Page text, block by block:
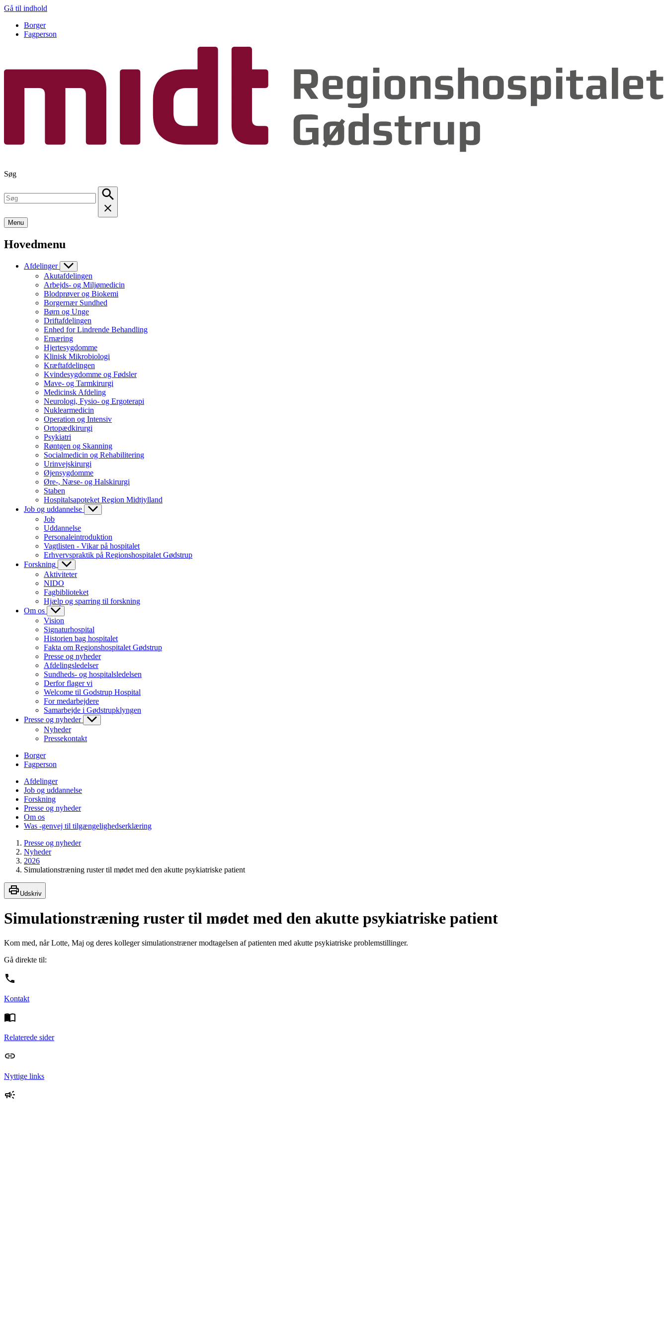
Gå til indhold
Borger
Fagperson
Søg
Menu
Hovedmenu
Afdelinger
Akutafdelingen
Arbejds- og Miljømedicin
Blodprøver og Biokemi
Borgernær Sundhed
Børn og Unge
Driftafdelingen
Enhed for Lindrende Behandling
Ernæring
Hjertesygdomme
Klinisk Mikrobiologi
Kræftafdelingen
Kvindesygdomme og Fødsler
Mave- og Tarmkirurgi
Medicinsk Afdeling
Neurologi, Fysio- og Ergoterapi
Nuklearmedicin
Operation og Intensiv
Ortopædkirurgi
Psykiatri
Røntgen og Skanning
Socialmedicin og Rehabilitering
Urinvejskirurgi
Øjensygdomme
Øre-, Næse- og Halskirurgi
Staben
Hospitalsapoteket Region Midtjylland
Job og uddannelse
Job
Uddannelse
Personaleintroduktion
Vagtlisten - Vikar på hospitalet
Erhvervspraktik på Regionshospitalet Gødstrup
Forskning
Aktiviteter
NIDO
Fagbiblioteket
Hjælp og sparring til forskning
Om os
Vision
Signaturhospital
Historien bag hospitalet
Fakta om Regionshospitalet Gødstrup
Presse og nyheder
Afdelingsledelser
Sundheds- og hospitalsledelsen
Derfor flager vi
Welcome til Godstrup Hospital
For medarbejdere
Samarbejde i Gødstrupklyngen
Presse og nyheder
Nyheder
Pressekontakt
Borger
Fagperson
Afdelinger
Job og uddannelse
Forskning
Presse og nyheder
Om os
Was -genvej til tilgængelighedserklæring
Presse og nyheder
Nyheder
2026
Simulationstræning ruster til mødet med den akutte psykiatriske patient
Udskriv
Simulationstræning ruster til mødet med den akutte psykiatriske patient
Kom med, når Lotte, Maj og deres kolleger simulationstræner modtagelsen af patienten med akutte psykiatriske problemstillinger.
Gå direkte til:
Kontakt
Relaterede sider
Nyttige links